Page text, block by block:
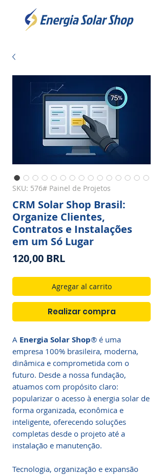
SKU: 576# Painel de Projetos
CRM Solar Shop Brasil:
Organize Clientes,
Contratos e Instalações
em um Só Lugar
120,00 BRLPrecio
Agregar al carrito
Realizar compra
A Energia Solar Shop® é uma
empresa 100% brasileira, moderna,
dinâmica e comprometida com o
futuro. Desde a nossa fundação,
atuamos com propósito claro:
popularizar o acesso à energia solar de
forma organizada, econômica e
inteligente, oferecendo soluções
completas desde o projeto até a
instalação e manutenção.
Tecnologia, organização e expansão